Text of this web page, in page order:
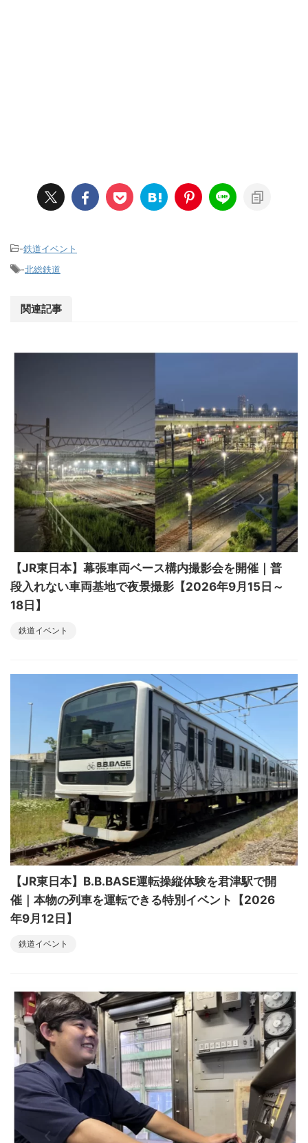
-鉄道イベント
-北総鉄道
関連記事
【JR東日本】幕張車両ベース構内撮影会を開催｜普
段入れない車両基地で夜景撮影【2026年9月15日～
18日】
鉄道イベント
【JR東日本】B.B.BASE運転操縦体験を君津駅で開
催｜本物の列車を運転できる特別イベント【2026
年9月12日】
鉄道イベント